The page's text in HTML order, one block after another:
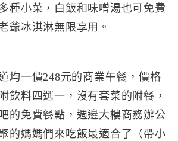
種小菜，白飯和味噌湯也可免費
爺冰淇淋無限享用。
均一價248元的商業午餐，價格
飲料四選一，沒有套菜的附餐，
的免費餐點，週邊大樓商務辦公
的媽媽們來吃飯最適合了（帶小